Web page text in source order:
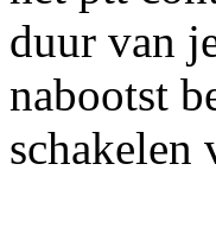
duur van
nabootst
schakelen